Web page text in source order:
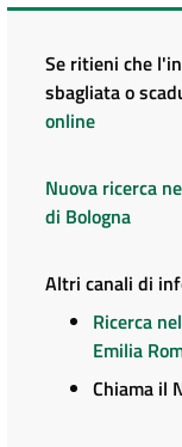
Se ritieni che
sbagliata o
online
Nuova ricerca
di Bologna
Altri canali di
Ricerca
Emilia
Chiama il